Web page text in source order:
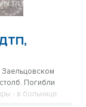
Погибли
- в больнице.